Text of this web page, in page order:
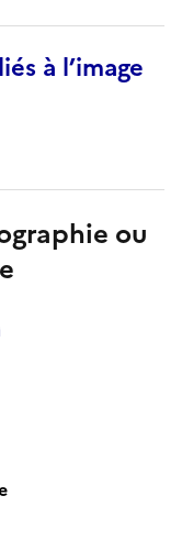
à l’image
ou